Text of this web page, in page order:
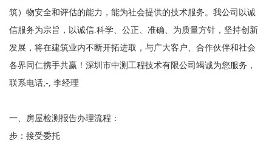
筑）物安全和评估的能力，能为社会提供的技术服务。我公司以诚
信服务为宗旨，以诚信.科学、公正、准确、为质量方针，坚持创新
发展，将在建筑业内不断开拓进取，与广大客户、合作伙伴和社会
各界同仁携手共赢！深圳市中测工程技术有限公司竭诚为您服务，
联系电话;-, 李经理
一、房屋检测报告办理流程：
步：接受委托